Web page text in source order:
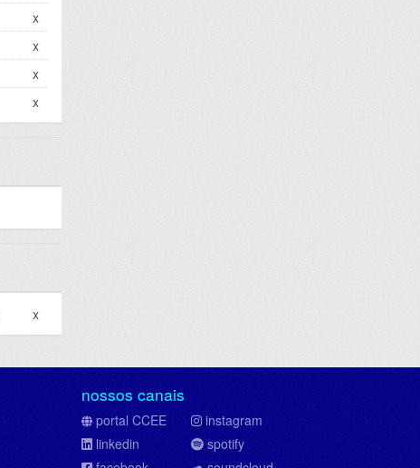
x
x
x
x
x
nossos canais
portal CCEE
linkedin
instagram
spotify